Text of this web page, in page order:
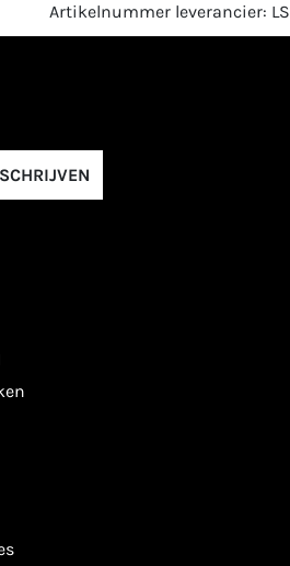
Artikelnummer leverancier: